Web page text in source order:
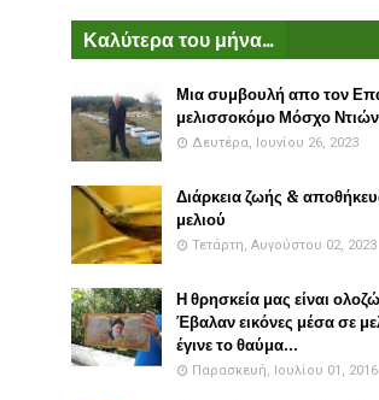
Καλύτερα του μήνα...
Μια συμβουλή απο τον
μελισσοκόμο Μόσχο
Δευτέρα, Ιουνίου 26, 2023
Διάρκεια ζωής &
μελιού
Τετάρτη, Αυγούστου 02, 2023
Η θρησκεία μας είναι
Έβαλαν εικόνες μέσα σε
έγινε το θαύμα...
Παρασκευή, Ιουλίου 01, 2016